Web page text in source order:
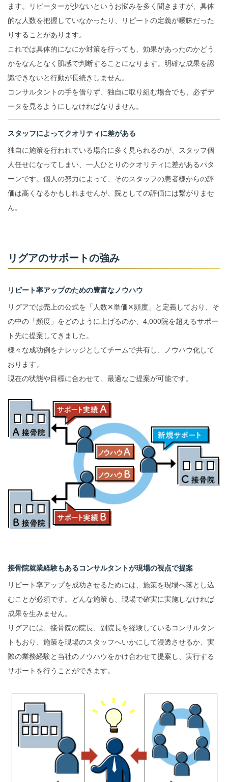
ます。リピーターが少ないというお悩みを多く聞きますが、具体
的な人数を把握していなかったり、リピートの定義が曖昧だった
りすることがあります。
これでは具体的になにか対策を行っても、効果があったのかどう
かをなんとなく肌感で判断することになります。明確な成果を認
識できないと行動が長続きしません。
コンサルタントの手を借りず、独自に取り組む場合でも、必ずデ
ータを見るようにしなければなりません。
スタッフによってクオリティに差がある
独自に施策を行われている場合に多く見られるのが、スタッフ個
人任せになってしまい、一人ひとりのクオリティに差があるパタ
ーンです。個人の努力によって、そのスタッフの患者様からの評
価は高くなるかもしれませんが、院としての評価には繋がりませ
ん。
リグアのサポートの強み
リピート率アップのための豊富なノウハウ
リグアでは売上の公式を「人数✕単価✕頻度」と定義しており、そ
の中の「頻度」をどのように上げるのか、4,000院を超えるサポー
ト先に提案してきました。
様々な成功例をナレッジとしてチームで共有し、ノウハウ化して
おります。
現在の状態や目標に合わせて、最適なご提案が可能です。
接骨院就業経験もあるコンサルタントが現場の視点で提案
リピート率アップを成功させるためには、施策を現場へ落とし込
むことが必須です。どんな施策も、現場で確実に実施しなければ
成果を生みません。
リグアには、接骨院の院長、副院長を経験しているコンサルタン
トもおり、施策を現場のスタッフへいかにして浸透させるか、実
際の業務経験と当社のノウハウをかけ合わせて提案し、実行する
サポートを行うことができます。